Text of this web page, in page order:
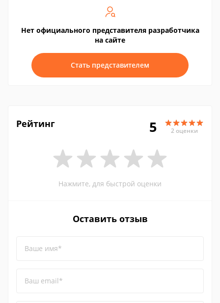
Нет официального представителя разработчика
на сайте
Стать представителем
Рейтинг 5 2 оценки
Нажмите, для быстрой оценки
Оставить отзыв
Ваше имя*
Ваш email*